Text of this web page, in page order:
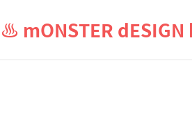
♨ mONSTER dESIGN